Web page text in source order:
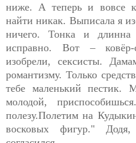
ниже. А теперь и вовсе
найти никак. Выписала я
ничего. Тонка и длинна
исправно. Вот – ковёр-
изобрели, сексисты.
романтизму. Только
тебе маленький
молодой,
полезу.Полетим на
восковых фигур." Додя,